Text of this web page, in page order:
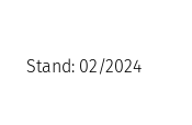
Stand: 02/2024